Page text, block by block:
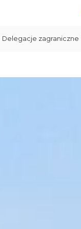
Delegacje zagraniczne